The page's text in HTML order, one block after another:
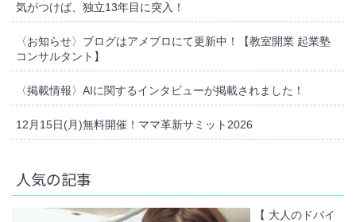
気がつけば、独立13年目に突入！
〈お知らせ〉ブログはアメブロにて更新中！【教室開業 起業塾
コンサルタント】
〈掲載情報〉AIに関するインタビューが掲載されました！
12月15日(月)無料開催！ママ革新サミット2026
人気の記事
【 大人のドバイ